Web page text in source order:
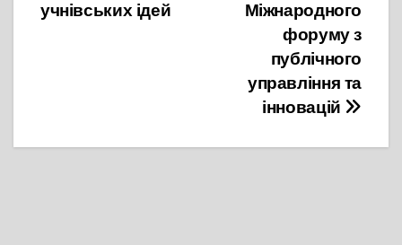
Міжнародного
форуму з
публічного
управління та
інновацій
учнівських ідей